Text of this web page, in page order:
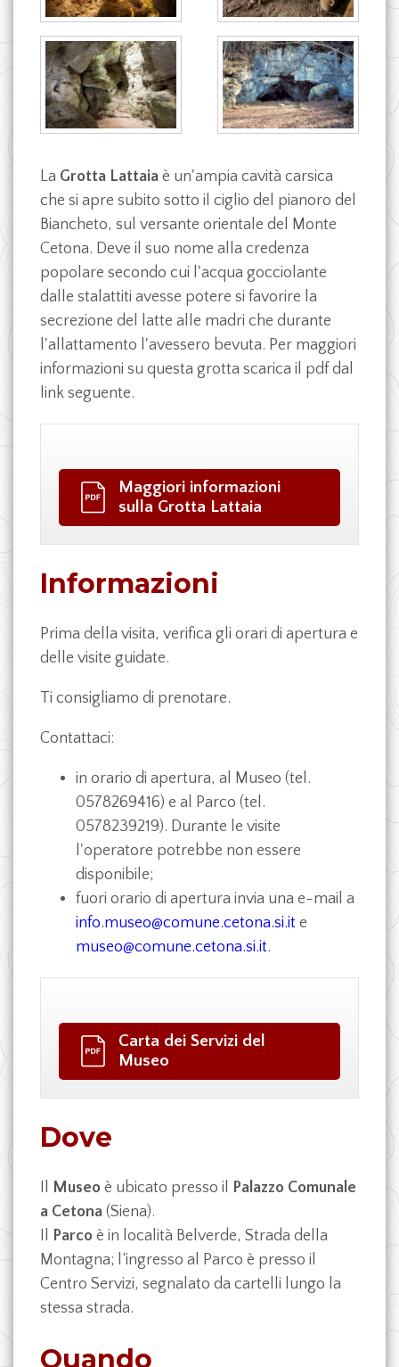
La Grotta Lattaia è un'ampia cavità carsica
che si apre subito sotto il ciglio del pianoro del
Biancheto, sul versante orientale del Monte
Cetona. Deve il suo nome alla credenza
popolare secondo cui l'acqua gocciolante
dalle stalattiti avesse potere si favorire la
secrezione del latte alle madri che durante
l'allattamento l'avessero bevuta. Per maggiori
informazioni su questa grotta scarica il pdf dal
link seguente.
Maggiori informazioni
sulla Grotta Lattaia
Informazioni
Prima della visita, verifica gli orari di apertura e
delle visite guidate.
Ti consigliamo di prenotare.
Contattaci:
in orario di apertura, al Museo (tel.
0578269416) e al Parco (tel.
0578239219). Durante le visite
l'operatore potrebbe non essere
disponibile;
fuori orario di apertura invia una e-mail a
info.museo@comune.cetona.si.it e
museo@comune.cetona.si.it.
Carta dei Servizi del
Museo
Dove
Museo è ubicato presso il
Palazzo Comunale
a Cetona (Siena).
Parco è in località Belverde, Strada della
Montagna; l’ingresso al Parco è presso il
Centro Servizi, segnalato da cartelli lungo la
stessa strada.
Quando